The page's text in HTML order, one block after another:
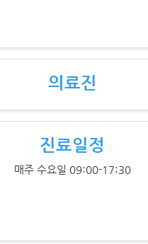
의료진
진료일정
매주 수요일 09:00-17:30